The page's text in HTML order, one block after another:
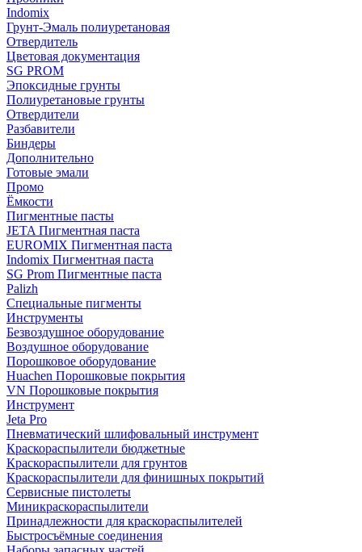
Indomix
Грунт-Эмаль полиуретановая
Отвердитель
Цветовая документация
SG PROM
Эпоксидные грунты
Полиуретановые грунты
Отвердители
Разбавители
Биндеры
Дополнительно
Готовые эмали
Промо
Ёмкости
Пигментные пасты
JETA Пигментная паста
EUROMIX Пигментная паста
Indomix Пигментная паста
SG Prom Пигментные паста
Palizh
Специальные пигменты
Инструменты
Безвоздушное оборудование
Воздушное оборудование
Порошковое оборудование
Huachen Порошковые покрытия
VN Порошковые покрытия
Инструмент
Jeta Pro
Пневматический шлифовальный инструмент
Краскораспылители бюджетные
Краскораспылители для грунтов
Краскораспылители для финишных покрытий
Сервисные пистолеты
Миникраскораспылители
Принадлежности для краскораспылителей
Быстросъёмные соединения